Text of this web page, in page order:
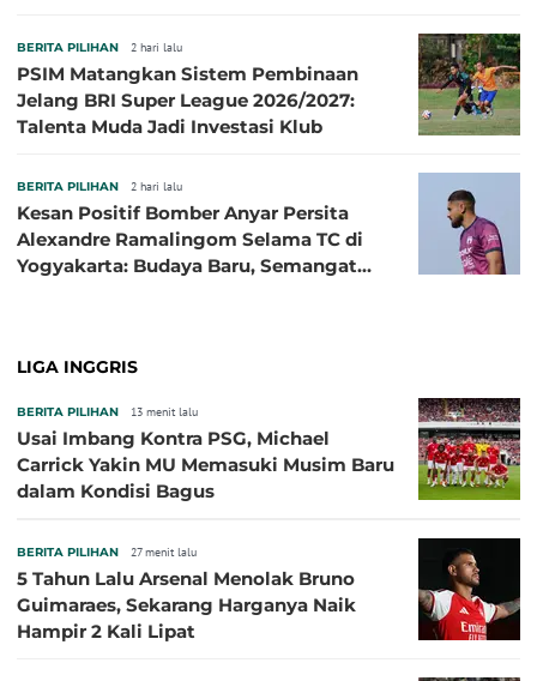
BERITA PILIHAN 2 hari lalu
PSIM Matangkan Sistem Pembinaan
Jelang BRI Super League 2026/2027:
Talenta Muda Jadi Investasi Klub
BERITA PILIHAN 2 hari lalu
Kesan Positif Bomber Anyar Persita
Alexandre Ramalingom Selama TC di
Yogyakarta: Budaya Baru, Semangat
LIGA INGGRIS
BERITA PILIHAN 13 menit lalu
Usai Imbang Kontra PSG, Michael
Carrick Yakin MU Memasuki Musim Baru
dalam Kondisi Bagus
BERITA PILIHAN 27 menit lalu
5 Tahun Lalu Arsenal Menolak Bruno
Guimaraes, Sekarang Harganya Naik
Hampir 2 Kali Lipat